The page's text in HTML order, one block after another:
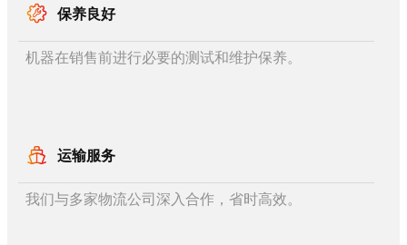
保养良好
机器在销售前进行必要的测试和维护保养。
运输服务
我们与多家物流公司深入合作，省时高效。